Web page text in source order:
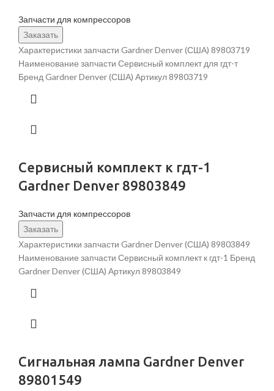
Запчасти для компрессоров
Заказать
Характеристики запчасти Gardner Denver (США) 89803719
Наименование запчасти Сервисный комплект для гдт-т
Бренд Gardner Denver (США) Артикул 89803719
Сервисный комплект к гдт-1
Gardner Denver 89803849
Запчасти для компрессоров
Заказать
Характеристики запчасти Gardner Denver (США) 89803849
Наименование запчасти Сервисный комплект к гдт-1 Бренд
Gardner Denver (США) Артикул 89803849
Сигнальная лампа Gardner Denver
89801549